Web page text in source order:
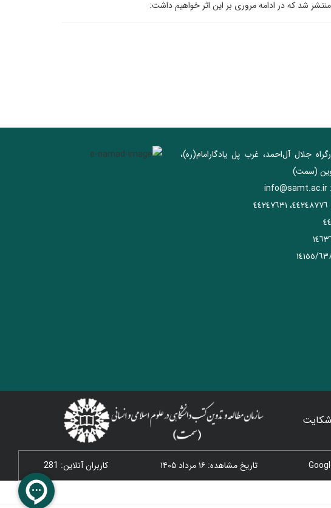
‌جلال آل‌احمد، غرب پل يادگار‌امام(ره)‌،
(سمت)
info@samt.ac.ir
٦٣٨١
شکایت
تاریخ مشاهده: ۱۶ مرداد ۱۴۰۵
کاربران آنلاین: 281